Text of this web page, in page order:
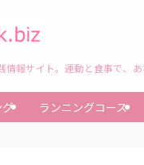
報サイト。運動と食事で、あ
グ ランニングコース